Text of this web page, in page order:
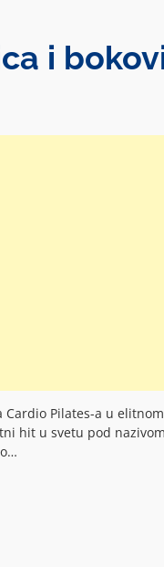
i
Pilates-a u
hit u svetu pod nazivom